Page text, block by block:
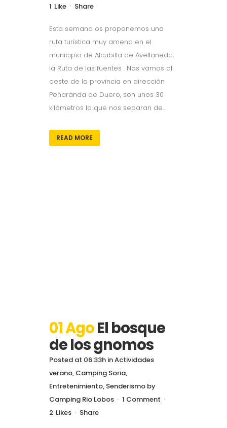
1 Like Share
Esta semana os proponemos una
ruta turística muy amena en el
municipio de Alcubilla de Avellaneda,
la Ruta de las fuentes . Nos vamos al
oeste de la provincia en dirección
Peñaranda de Duero, son unos 30
kilómetros lo que nos separan de...
READ MORE
01 AgoEl bosque
de los gnomos
Posted at 06:33h inActividades
verano, Camping Soria,
Entretenimiento, Senderismo by
Camping Rio Lobos
1 Comment
2 Likes Share